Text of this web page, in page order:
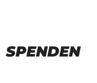
SPENDEN